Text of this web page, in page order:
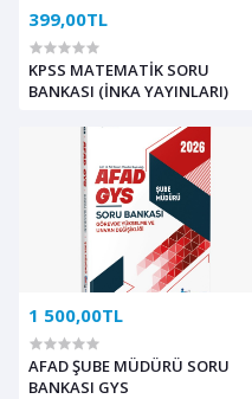
399,00TL
KPSS MATEMATİK SORU
BANKASI (İNKA YAYINLARI)
1 500,00TL
AFAD ŞUBE MÜDÜRÜ SORU
BANKASI GYS